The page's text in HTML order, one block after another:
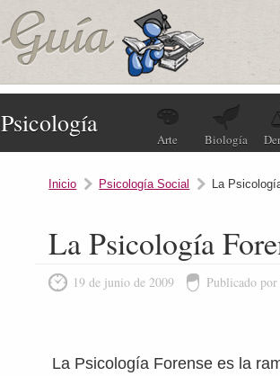
Psicología
Arte Biología
Inicio Psicología Social La
La Psicología
19 de junio de 2009 Publicado
La Psicología Forense es la